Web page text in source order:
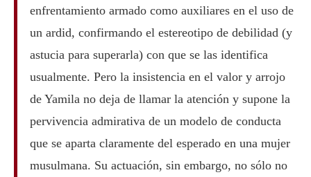
enfrentamiento armado como auxiliares en el uso de
un ardid, confirmando el estereotipo de debilidad (y
astucia para superarla) con que se las identifica
usualmente. Pero la insistencia en el valor y arrojo
de Yamila no deja de llamar la atención y supone la
pervivencia admirativa de un modelo de conducta
que se aparta claramente del esperado en una mujer
musulmana. Su actuación, sin embargo, no sólo no